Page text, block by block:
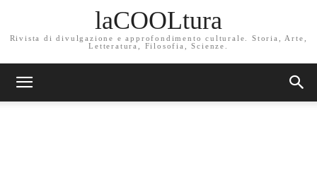
laCOOLtura
Rivista di divulgazione e approfondimento culturale. Storia, Arte,
Letteratura, Filosofia, Scienze.